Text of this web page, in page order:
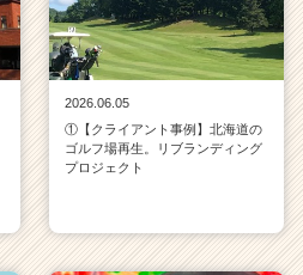
2026.06.05
①【クライアント事例】北海道の
ゴルフ場再生。リブランディング
プロジェクト